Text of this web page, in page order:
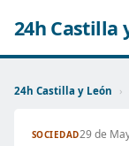
24h Castilla
24h Castilla y León ›
SOCIEDAD29 de